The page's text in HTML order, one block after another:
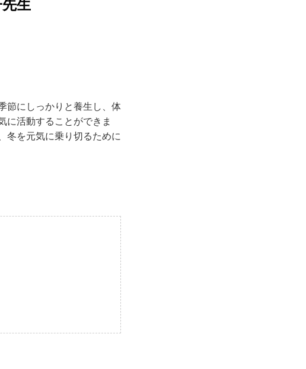
生
節にしっかりと養生し、体
に活動することができま
冬を元気に乗り切るために